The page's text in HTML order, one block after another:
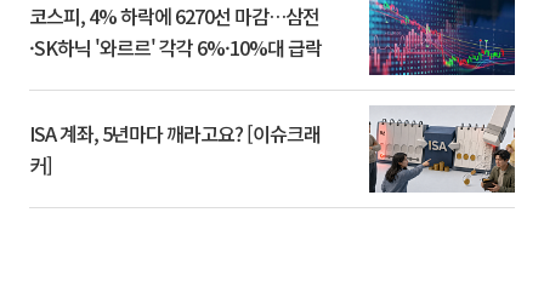
코스피, 4% 하락에 6270선 마감…삼전
·SK하닉 '와르르' 각각 6%·10%대 급락
ISA 계좌, 5년마다 깨라고요? [이슈크래
커]